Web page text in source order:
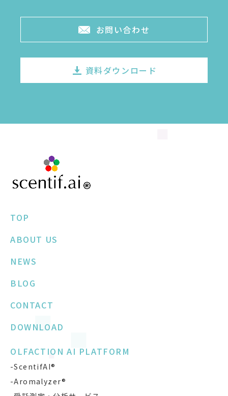
お問い合わせ
資料ダウンロード
TOP
ABOUT US
NEWS
BLOG
CONTACT
DOWNLOAD
OLFACTION AI PLATFORM
-ScentifAI®
-Aromalyzer®